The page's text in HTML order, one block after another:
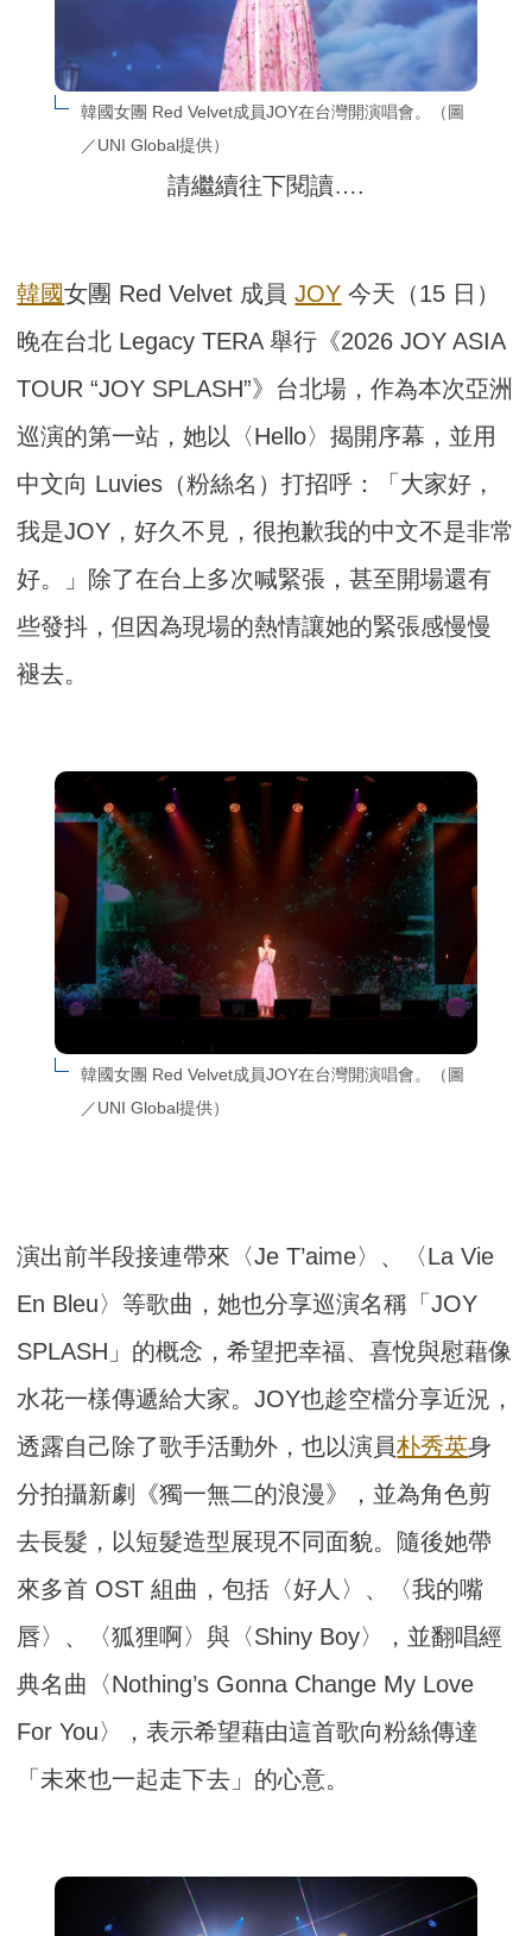
韓國女團 Red Velvet成員JOY在台灣開演唱會。（圖
／UNI Global提供）
請繼續往下閱讀….
韓國女團 Red Velvet 成員JOY 今天（15 日）
晚在台北 Legacy TERA 舉行《2026 JOY ASIA
TOUR “JOY SPLASH”》台北場，作為本次亞洲
巡演的第一站，她以〈Hello〉揭開序幕，並用
中文向 Luvies（粉絲名）打招呼：「大家好，
我是JOY，好久不見，很抱歉我的中文不是非常
好。」除了在台上多次喊緊張，甚至開場還有
些發抖，但因為現場的熱情讓她的緊張感慢慢
褪去。
韓國女團 Red Velvet成員JOY在台灣開演唱會。（圖
／UNI Global提供）
演出前半段接連帶來〈Je T’aime〉、〈La Vie
En Bleu〉等歌曲，她也分享巡演名稱「JOY
SPLASH」的概念，希望把幸福、喜悅與慰藉像
水花一樣傳遞給大家。JOY也趁空檔分享近況，
透露自己除了歌手活動外，也以演員朴秀英身
分拍攝新劇《獨一無二的浪漫》，並為角色剪
去長髮，以短髮造型展現不同面貌。 隨後她帶
來多首 OST 組曲，包括〈好人〉、〈我的嘴
唇〉、〈狐狸啊〉與〈Shiny Boy〉，並翻唱經
典名曲〈Nothing’s Gonna Change My Love
For You〉，表示希望藉由這首歌向粉絲傳達
「未來也一起走下去」 的心意。